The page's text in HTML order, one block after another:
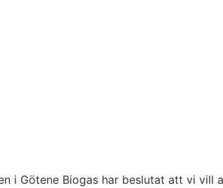
i Götene Biogas har beslutat att vi vill